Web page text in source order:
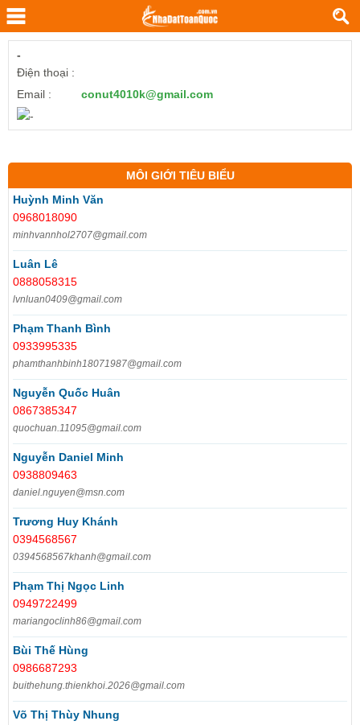
-
Điện thoại :
Email :
conut4010k@gmail.com
MÔI GIỚI TIÊU BIỂU
Huỳnh Minh Văn
0968018090
minhvannhol2707@gmail.com
Luân Lê
0888058315
lvnluan0409@gmail.com
Phạm Thanh Bình
0933995335
phamthanhbinh18071987@gmail.com
Nguyễn Quốc Huân
0867385347
quochuan.11095@gmail.com
Nguyễn Daniel Minh
0938809463
daniel.nguyen@msn.com
Trương Huy Khánh
0394568567
0394568567khanh@gmail.com
Phạm Thị Ngọc Linh
0949722499
mariangoclinh86@gmail.com
Bùi Thế Hùng
0986687293
buithehung.thienkhoi.2026@gmail.com
Võ Thị Thùy Nhung